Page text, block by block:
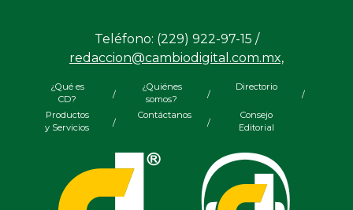
Teléfono: (229) 922-97-15 /
redaccion@cambiodigital.com.mx,
¿Qué es
CD?
/
¿Quiénes
somos?
/
Directorio
/
Productos
y Servicios
/
Contáctanos
/
Consejo
Editorial